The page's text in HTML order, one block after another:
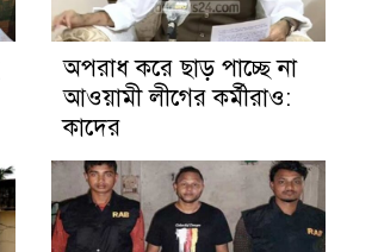
অপরাধ করে ছাড় পাচ্ছে না
আওয়ামী লীগের কর্মীরাও:
কাদের